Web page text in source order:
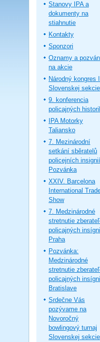
Stanovy IPA a
dokumenty na
stiahnutie
Kontakty
Sponzori
Oznamy a
na akcie
Národný kongres
Slovenskej sekcie
9. konferencia
policajných
IPA Motorky
Taliansko
7. Mezinárodní
setkání sběratelů
policejních
Pozvánka
XXIV. Barcelona
International
Show
7. Medzinárodné
stretnutie
policajných
Praha
Pozvánka:
Medzinárodné
stretnutie
policajných
Bratislave
Srdečne Vás
pozývame na
Novoročný
bowlingový turnaj
Slovenskej sekcie